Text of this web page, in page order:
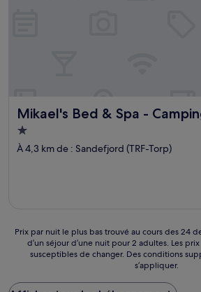
Mikael's Bed & Spa -
Mikael's Bed & Spa - Camping Suite
Hébergement
1.0 étoile
À 4,3 km de : Sandefjord (TRF-Torp)
Prix
plus
Prix par nuit le plus bas trouvé au cours des 24
d’un séjour d’une nuit pour 2 adultes. Les
susceptibles de changer. Des conditions
s’appliquer.